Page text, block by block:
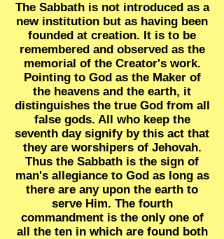
The Sabbath is not introduced as a
new institution but as having been
founded at creation. It is to be
remembered and observed as the
memorial of the Creator's work.
Pointing to God as the Maker of
the heavens and the earth, it
distinguishes the true God from all
false gods. All who keep the
seventh day signify by this act that
they are worshipers of Jehovah.
Thus the Sabbath is the sign of
man's allegiance to God as long as
there are any upon the earth to
serve Him. The fourth
commandment is the only one of
all the ten in which are found both